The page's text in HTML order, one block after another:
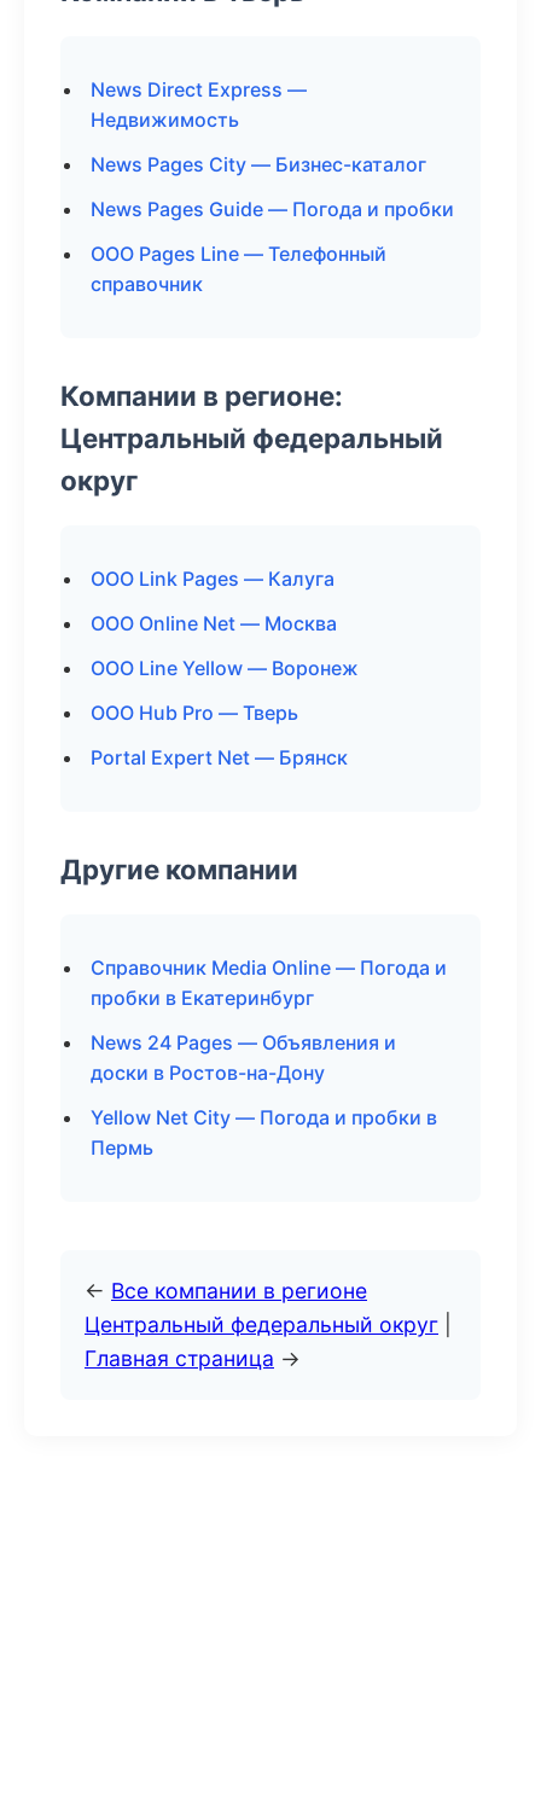
News Direct Express —
Недвижимость
News Pages City — Бизнес-каталог
News Pages Guide — Погода и пробки
ООО Pages Line — Телефонный
справочник
Компании в регионе:
Центральный федеральный
округ
ООО Link Pages — Калуга
ООО Online Net — Москва
ООО Line Yellow — Воронеж
ООО Hub Pro — Тверь
Portal Expert Net — Брянск
Другие компании
Справочник Media Online — Погода и
пробки в Екатеринбург
News 24 Pages — Объявления и
доски в Ростов-на-Дону
Yellow Net City — Погода и пробки в
Пермь
← Все компании в регионе
Центральный федеральный округ
Главная страница →